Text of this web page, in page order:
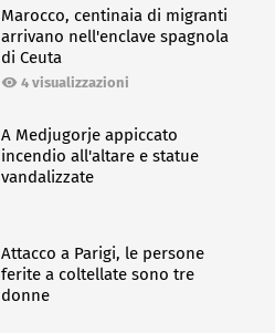
Marocco, centinaia di migranti
arrivano nell'enclave spagnola
di Ceuta
4 visualizzazioni
A Medjugorje appiccato
incendio all'altare e statue
vandalizzate
Attacco a Parigi, le persone
ferite a coltellate sono tre
donne